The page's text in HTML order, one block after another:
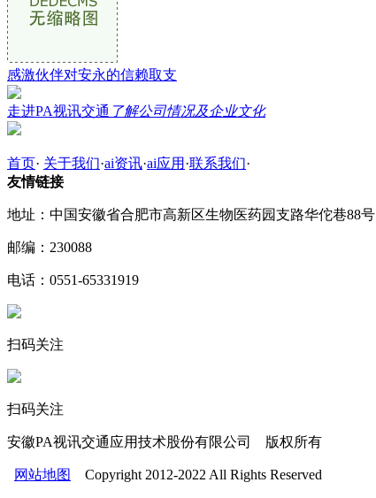
感激伙伴对安永的信赖取支
走进PA视讯交通 了解公司情况及企业文化
首页· 关于我们·ai资讯·ai应用 ·联系我们·
友情链接
地址：中国安徽省合肥市高新区生物医药园支路华佗巷88号
邮编：230088
电话：0551-65331919
扫码关注
扫码关注
安徽PA视讯交通应用技术股份有限公司 版权所有
网站地图 Copyright 2012-2022 All Rights Reserved